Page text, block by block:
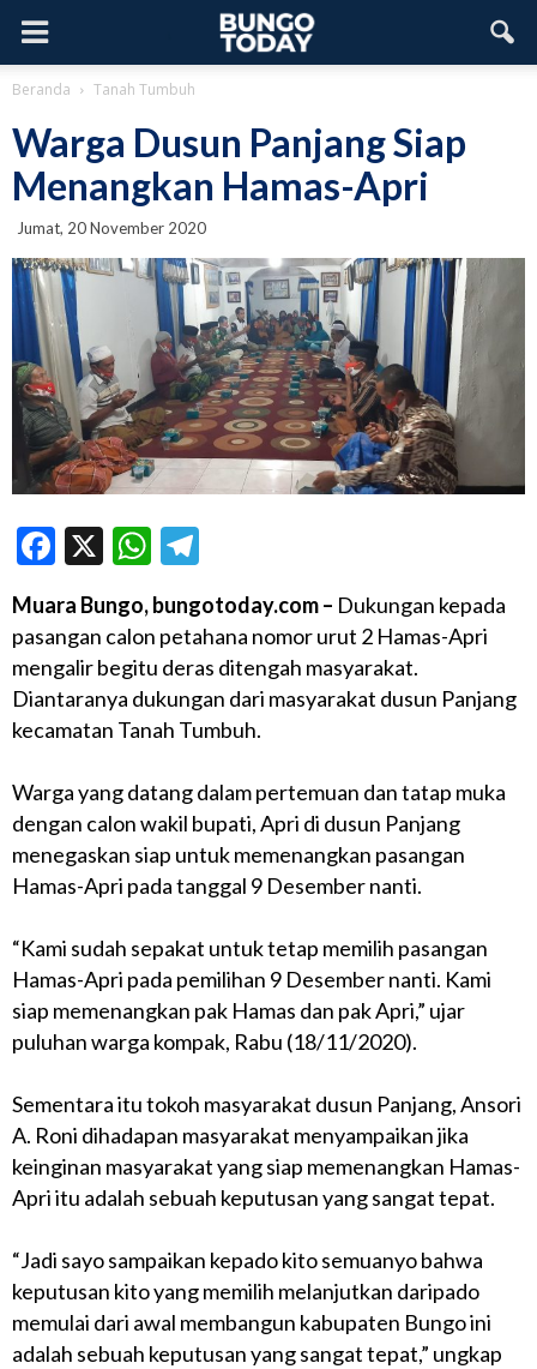
Beranda Tanah Tumbuh
Warga Dusun Panjang Siap
Menangkan Hamas-Apri
Jumat, 20 November 2020
Facebook
X WhatsApp
Muara Bungo, bungotoday.com – Dukungan kepada
pasangan calon petahana nomor urut 2 Hamas-Apri
mengalir begitu deras ditengah masyarakat.
Diantaranya dukungan dari masyarakat dusun Panjang
kecamatan Tanah Tumbuh.
Warga yang datang dalam pertemuan dan tatap muka
dengan calon wakil bupati, Apri di dusun Panjang
menegaskan siap untuk memenangkan pasangan
Hamas-Apri pada tanggal 9 Desember nanti.
“Kami sudah sepakat untuk tetap memilih pasangan
Hamas-Apri pada pemilihan 9 Desember nanti. Kami
siap memenangkan pak Hamas dan pak Apri,” ujar
puluhan warga kompak, Rabu (18/11/2020).
Sementara itu tokoh masyarakat dusun Panjang, Ansori
A. Roni dihadapan masyarakat menyampaikan jika
keinginan masyarakat yang siap memenangkan Hamas-
Apri itu adalah sebuah keputusan yang sangat tepat.
“Jadi sayo sampaikan kepado kito semuanyo bahwa
keputusan kito yang memilih melanjutkan daripado
memulai dari awal membangun kabupaten Bungo ini
adalah sebuah keputusan yang sangat tepat,” ungkap